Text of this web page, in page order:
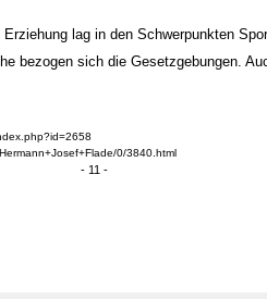
Erziehung lag in den Schwerpunkten
0/3840.html